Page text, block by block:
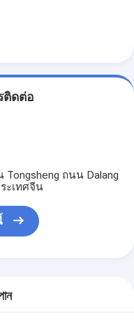
ติดต่อ
ถนน Dalang
ะเทศจีน